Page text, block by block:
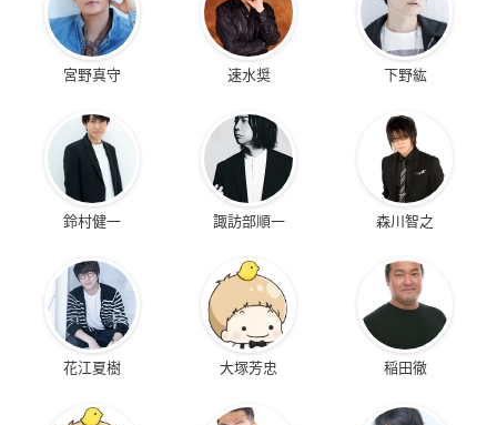
宮野真守 速水奨 下野紘
鈴村健一 諏訪部順一 森川智之
花江夏樹 大塚芳忠 稲田徹